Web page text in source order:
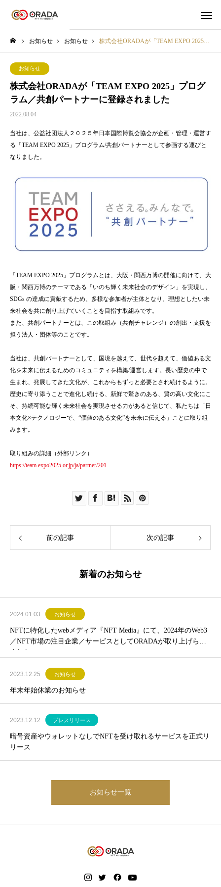
お知らせ お知らせ 株式会社ORADAが「TEAM EXPO 2025」プログラム／共創パートナーに登録されました
お知らせ
株式会社ORADAが「TEAM EXPO 2025」プログ
ラム／共創パートナーに登録されました
2022.08.04
当社は、公益社団法人２０２５年日本国際博覧会協会が企画・管理・運営す
る「TEAM EXPO 2025」プログラム/共創パートナーとして参画する運びと
なりました。
「TEAM EXPO 2025」プログラムとは、大阪・関西万博の開催に向けて、大
阪・関西万博のテーマである「いのち輝く未来社会のデザイン」を実現し、
SDGs の達成に貢献するため、多様な参加者が主体となり、理想としたい未
来社会を共に創り上げていくことを目指す取組みです。
また、共創パートナーとは、この取組み（共創チャレンジ）の創出・支援を
担う法人・団体等のことです。
当社は、共創パートナーとして、国境を越えて、世代を超えて、価値ある文
化を未来に伝えるためのコミュニティを構築/運営します。長い歴史の中で
生まれ、発展してきた文化が、これからもずっと必要とされ続けるように。
歴史に寄り添うことで進化し続ける、新鮮で驚きのある、質の高い文化にこ
そ、持続可能な輝く未来社会を実現させる力があると信じて、私たちは「日
本文化×テクノロジーで、“価値のある文化”を未来に伝える」ことに取り組
みます。
取り組みの詳細（外部リンク）
https://team.expo2025.or.jp/ja/partner/201
前の記事 次の記事
新着のお知らせ
2024.01.03 お知らせ
NFTに特化したwebメディア『NFT Media』にて、2024年のWeb3
／NFT市場の注目企業／サービスとしてORADAが取り上げられ
ました
2023.12.25 お知らせ
年末年始休業のお知らせ
2023.12.12 プレスリリース
暗号資産やウォレットなしでNFTを受け取れるサービスを正式リ
リース
お知らせ一覧